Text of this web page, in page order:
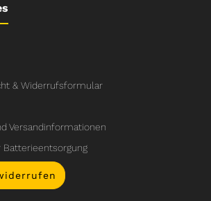
& Widerrufsformular
Versandinformationen
Batterieentsorgung